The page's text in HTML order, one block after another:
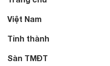
Việt Nam
Tỉnh thành
Sàn TMĐT